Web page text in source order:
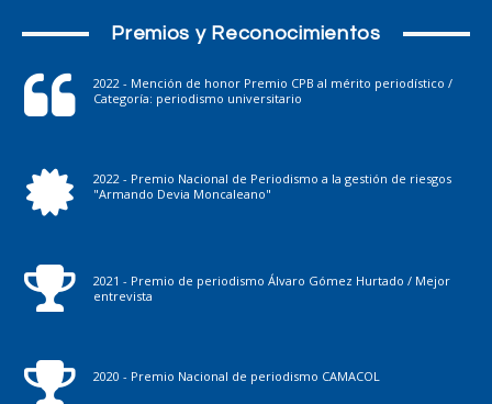
Premios y Reconocimientos
2022 - Mención de honor Premio CPB al mérito periodístico /
Categoría: periodismo universitario
2022 - Premio Nacional de Periodismo a la gestión de riesgos
"Armando Devia Moncaleano"
2021 - Premio de periodismo Álvaro Gómez Hurtado / Mejor
entrevista
2020 - Premio Nacional de periodismo CAMACOL